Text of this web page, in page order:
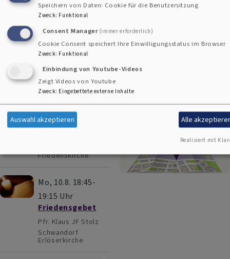
Gottesdienst mit
Taufe
Pfr. Klaus JF Stolz
Schwandorf
Erlöserkirche
So, 9.8. 11 Uhr
Gottesdienst mit
Taufe
Friedenskirche
Mo, 10.8. 18:45-
19:15 Uhr
Friedensgebet
Pfr. Klaus JF Stolz
Schwandorf
Erlöserkirche
Gemeinde
finden
Kirchengemeinde Sie
gehören, können Sie ganz
leicht hier finden.
Speichern von Daten: Cookie für die Benutzersitzung
Zweck: Funktional
Consent Manager (immer erforderlich)
Cookie Consent speichert Ihre Einwilligungsstatus im Browser
Zweck: Funktional
Einbindung von Youtube-Videos
Zeigt Videos von Youtube
Zweck: Eingebettete externe Inhalte
Auswahl akzeptieren Alle
Realisiert mit